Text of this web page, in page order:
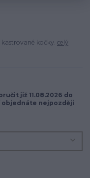
kočky. celý
již 11.08.2026 do
objednáte nejpozději